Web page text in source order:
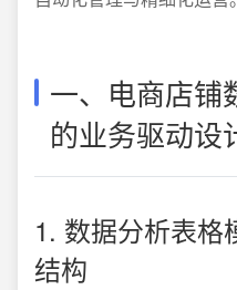
一、电商店铺
的业务驱动设
1. 数据分析表格
结构